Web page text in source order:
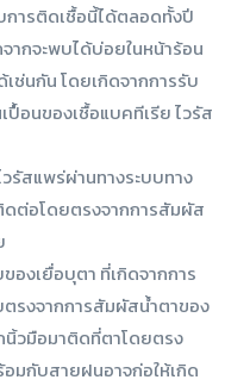
ารติดเชื้อนี้ได้ตลอดทั้งปี
ากจะพบได้บ่อยในหน้าร้อน
ช่นกัน โดยเกิดจากการรับ
ปื้อนของเชื้อแบคทีเรีย ไวรัส
รัสแพร่ผ่านทางระบบทาง
ดต่อโดยตรงจากการสัมผัส
องเยื่อบุตา ที่เกิดจากการ
รงจากการสัมผัสน้ำตาของ
วมือมาติดที่ตาโดยตรง
มกับสายฝนอาจก่อให้เกิด